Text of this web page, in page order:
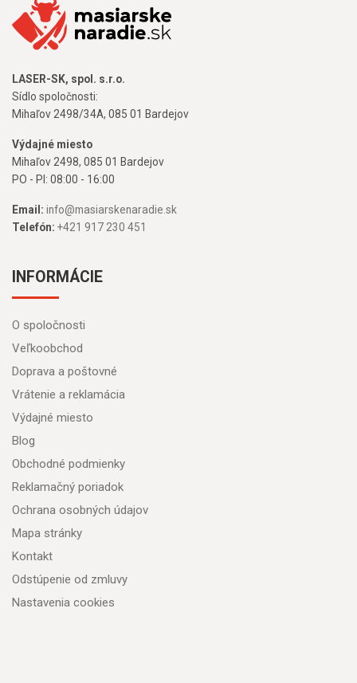
LASER-SK, spol. s.r.o.
Sídlo spoločnosti:
Mihaľov 2498/34A, 085 01 Bardejov
Výdajné miesto
Mihaľov 2498, 085 01 Bardejov
PO - PI: 08:00 - 16:00
Email: info@masiarskenaradie.sk
Telefón: +421 917 230 451
INFORMÁCIE
O spoločnosti
Veľkoobchod
Doprava a poštovné
Vrátenie a reklamácia
Výdajné miesto
Blog
Obchodné podmienky
Reklamačný poriadok
Ochrana osobných údajov
Mapa stránky
Kontakt
Odstúpenie od zmluvy
Nastavenia cookies